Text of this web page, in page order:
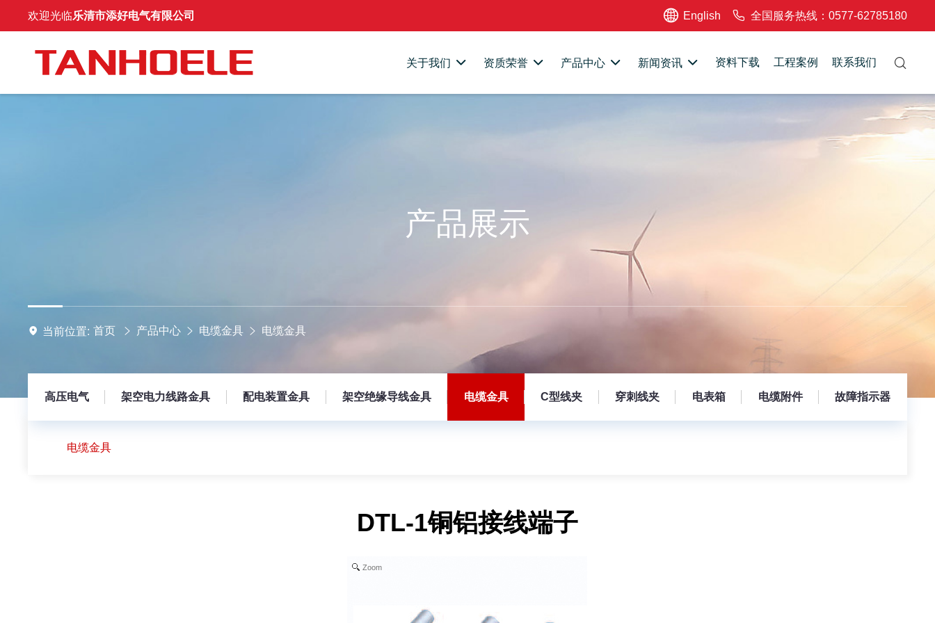
欢迎光临乐清市添好电气有限公司 English 全国服务热线：0577-62785180
关于我们 资质荣誉 产品中心 新闻资讯 资料下载 工程案例 联系我们
产品展示
当前位置: 首页 产品中心 电缆金具 电缆金具
高压电气 架空电力线路金具 配电装置金具 架空绝缘导线金具 电缆金具 C型线夹 穿刺线夹 电表箱 电缆附件 故障指示器
电缆金具
DTL-1铜铝接线端子
Zoom